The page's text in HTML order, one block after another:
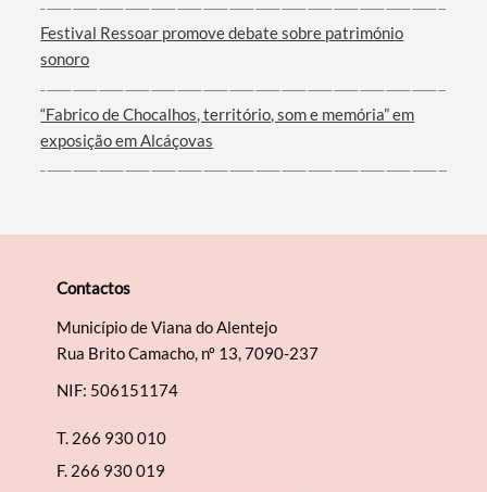
Festival Ressoar promove debate sobre património
sonoro
“Fabrico de Chocalhos, território, som e memória” em
exposição em Alcáçovas
Contactos
Município de Viana do Alentejo
Rua Brito Camacho, nº 13, 7090-237
NIF: 506151174
T. 266 930 010
F. 266 930 019